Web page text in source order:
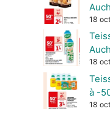
18
18
à -
18